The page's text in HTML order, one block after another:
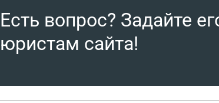
Есть вопрос? Задайте
юристам сайта!